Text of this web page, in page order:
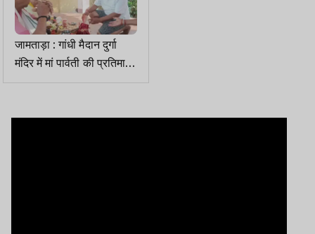
जामताड़ा : गांधी मैदान दुर्गा
मंदिर में मां पार्वती की प्रतिमा
क्षतिग्रस्त, लोगों में आक्रोश